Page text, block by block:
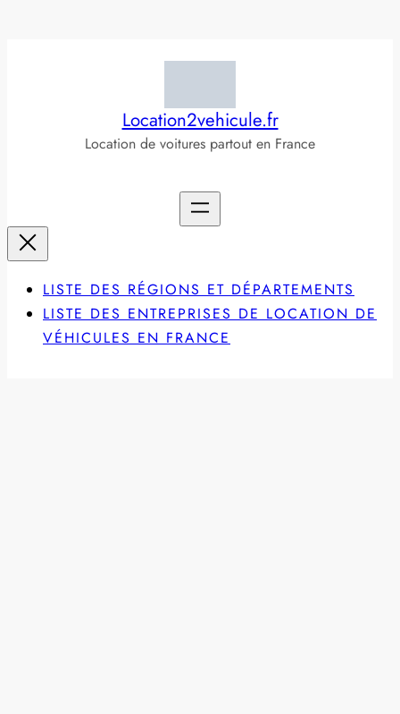
Location2vehicule.fr
Location de voitures partout en France
LISTE DES RÉGIONS ET DÉPARTEMENTS
LISTE DES ENTREPRISES DE LOCATION DE
VÉHICULES EN FRANCE